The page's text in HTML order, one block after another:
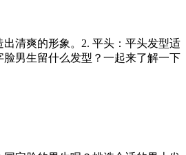
清爽的形象。2. 平头：平头发型适
男生留什么发型？一起来了解一下